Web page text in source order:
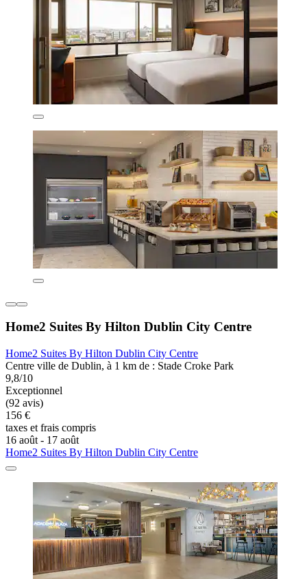
Home2 Suites By Hilton Dublin City Centre
Home2 Suites By Hilton Dublin City Centre
Centre ville de Dublin, à 1 km de : Stade Croke Park
9,8/10
Exceptionnel
(92 avis)
156 €
taxes et frais compris
16 août - 17 août
Home2 Suites By Hilton Dublin City Centre